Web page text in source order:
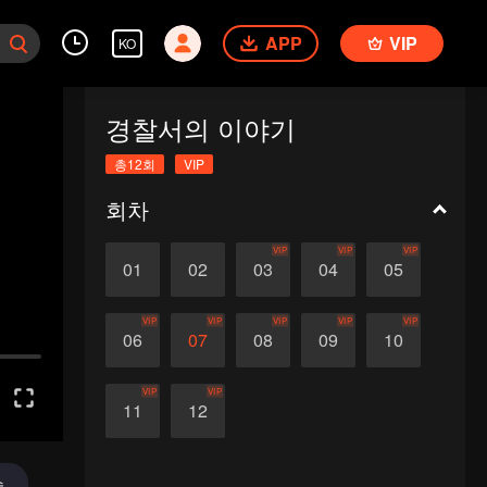
KO APP VIP
경찰서의 이야기
총12회 VIP
회차
01 02 03
VIP
04
VIP
05
VIP
06
VIP
07
VIP
08
VIP
09
VIP
10
VIP
11
VIP
12
VIP